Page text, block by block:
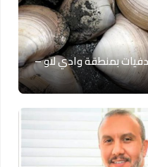
بمنطقة وادي لاو –